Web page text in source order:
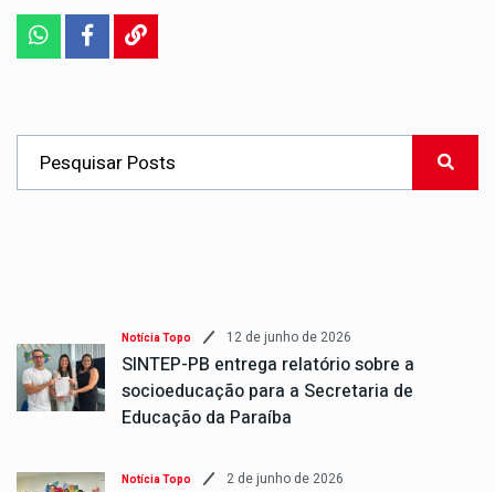
Notícia Topo 12 de junho de 2026
SINTEP-PB entrega relatório sobre a
socioeducação para a Secretaria de
Educação da Paraíba
Notícia Topo 2 de junho de 2026